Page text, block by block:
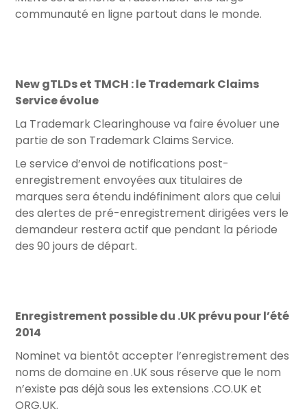
communauté en ligne partout dans le monde.
New gTLDs et TMCH : le Trademark Claims
Service évolue
La Trademark Clearinghouse va faire évoluer une
partie de son Trademark Claims Service.
Le service d’envoi de notifications post-
enregistrement envoyées aux titulaires de
marques sera étendu indéfiniment alors que celui
des alertes de pré-enregistrement dirigées vers le
demandeur restera actif que pendant la période
des 90 jours de départ.
Enregistrement possible du .UK prévu pour l’été
2014
Nominet va bientôt accepter l’enregistrement des
noms de domaine en .UK sous réserve que le nom
n’existe pas déjà sous les extensions .CO.UK et
ORG.UK.